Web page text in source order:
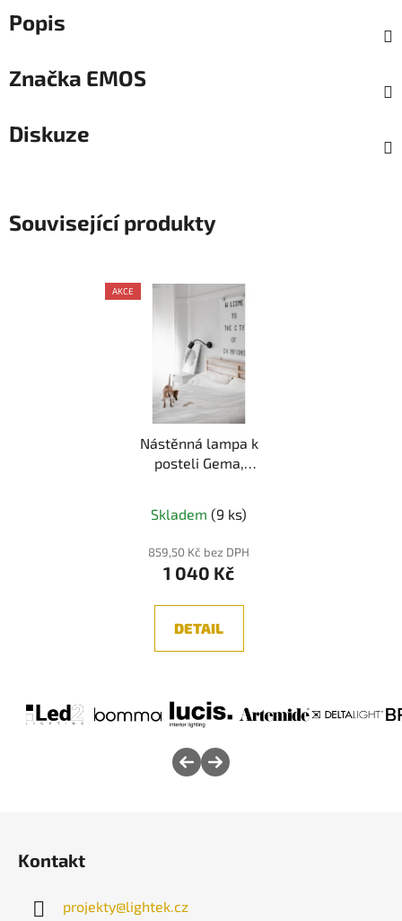
Popis
Značka EMOS
Diskuze
Související produkty
AKCE
Nástěnná lampa k
posteli Gema,
hodnocení
produktu
je
z
Skladem (9 ks)
859,50 Kč bez DPH
1 040 Kč
DETAIL
Kontakt
projekty@lightek.cz